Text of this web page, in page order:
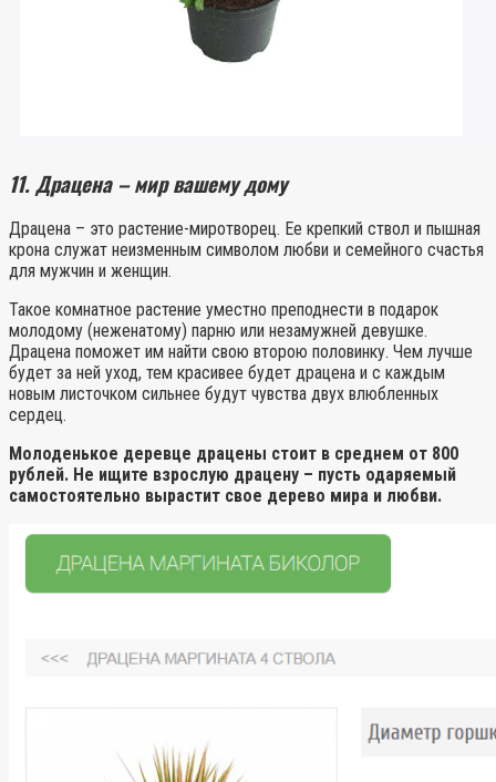
11. Драцена – мир вашему дому
Драцена – это растение-миротворец. Ее крепкий ствол и пышная
крона служат неизменным символом любви и семейного счастья
для мужчин и женщин.
Такое комнатное растение уместно преподнести в подарок
молодому (неженатому) парню или незамужней девушке.
Драцена поможет им найти свою второю половинку. Чем лучше
будет за ней уход, тем красивее будет драцена и с каждым
новым листочком сильнее будут чувства двух влюбленных
сердец.
Молоденькое деревце драцены стоит в среднем от 800
рублей. Не ищите взрослую драцену – пусть одаряемый
самостоятельно вырастит свое дерево мира и любви.